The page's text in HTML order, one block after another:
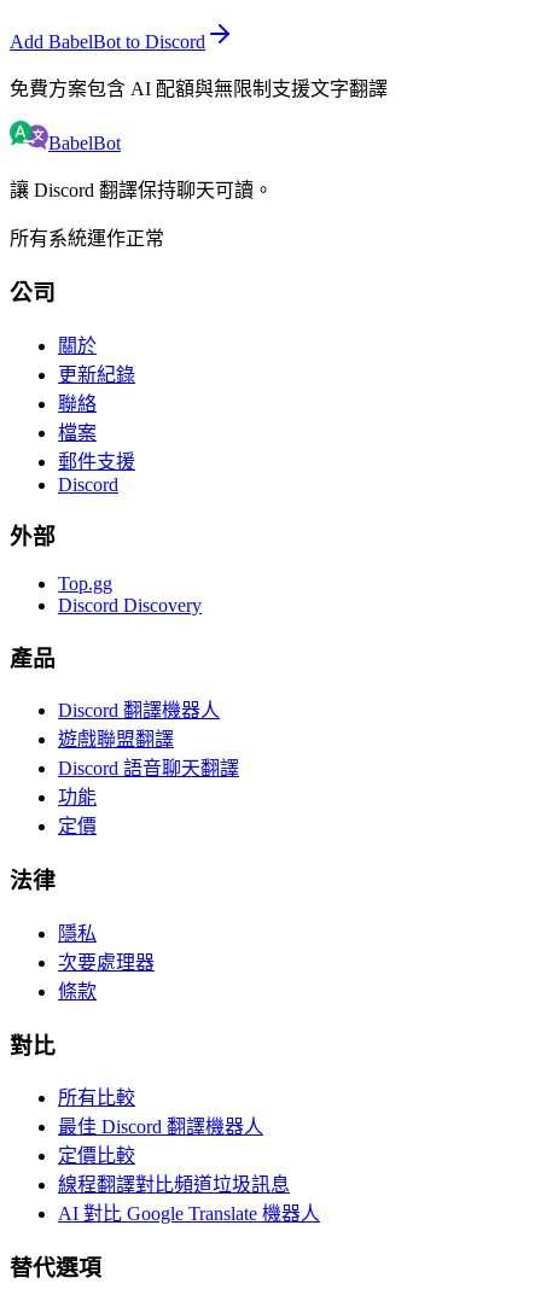
Add BabelBot to Discord
免費方案包含 AI 配額與無限制支援文字翻譯
BabelBot
讓 Discord 翻譯保持聊天可讀。
所有系統運作正常
公司
關於
更新紀錄
聯絡
檔案
郵件支援
Discord
外部
Top.gg
Discord Discovery
產品
Discord 翻譯機器人
遊戲聯盟翻譯
Discord 語音聊天翻譯
功能
定價
法律
隱私
次要處理器
條款
對比
所有比較
最佳 Discord 翻譯機器人
定價比較
線程翻譯對比頻道垃圾訊息
AI 對比 Google Translate 機器人
替代選項